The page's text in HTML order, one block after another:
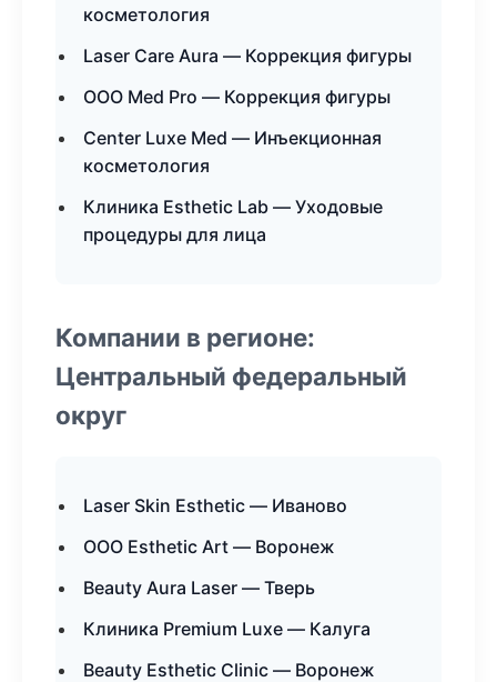
косметология
Laser Care Aura — Коррекция фигуры
ООО Med Pro — Коррекция фигуры
Center Luxe Med — Инъекционная
косметология
Клиника Esthetic Lab — Уходовые
процедуры для лица
Компании в регионе:
Центральный федеральный
округ
Laser Skin Esthetic — Иваново
ООО Esthetic Art — Воронеж
Beauty Aura Laser — Тверь
Клиника Premium Luxe — Калуга
Beauty Esthetic Clinic — Воронеж